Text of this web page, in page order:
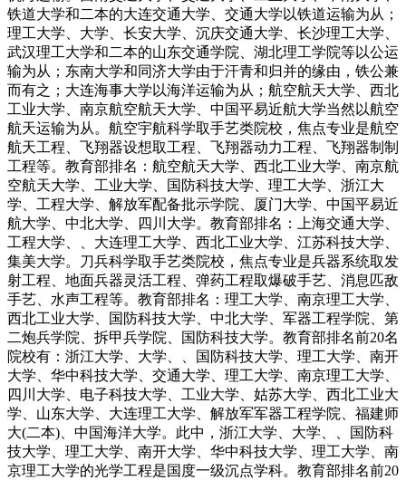
铁道大学和二本的大连交通大学、交通大学以铁道运输为从；
理工大学、大学、长安大学、沉庆交通大学、长沙理工大学、
武汉理工大学和二本的山东交通学院、湖北理工学院等以公运
输为从；东南大学和同济大学由于汗青和归并的缘由，铁公兼
而有之；大连海事大学以海洋运输为从；航空航天大学、西北
工业大学、南京航空航天大学、中国平易近航大学当然以航空
航天运输为从。航空宇航科学取手艺类院校，焦点专业是航空
航天工程、飞翔器设想取工程、飞翔器动力工程、飞翔器制制
工程等。教育部排名：航空航天大学、西北工业大学、南京航
空航天大学、工业大学、国防科技大学、理工大学、浙江大
学、工程大学、解放军配备批示学院、厦门大学、中国平易近
航大学、中北大学、四川大学。教育部排名：上海交通大学、
工程大学、、大连理工大学、西北工业大学、江苏科技大学、
集美大学。刀兵科学取手艺类院校，焦点专业是兵器系统取发
射工程、地面兵器灵活工程、弹药工程取爆破手艺、消息匹敌
手艺、水声工程等。教育部排名：理工大学、南京理工大学、
西北工业大学、国防科技大学、中北大学、军器工程学院、第
二炮兵学院、拆甲兵学院、国防科技大学。教育部排名前20名
院校有：浙江大学、大学、、国防科技大学、理工大学、南开
大学、华中科技大学、交通大学、理工大学、南京理工大学、
四川大学、电子科技大学、工业大学、姑苏大学、西北工业大
学、山东大学、大连理工大学、解放军军器工程学院、福建师
大(二本)、中国海洋大学。此中，浙江大学、大学、、国防科
技大学、理工大学、南开大学、华中科技大学、理工大学、南
京理工大学的光学工程是国度一级沉点学科。教育部排名前20